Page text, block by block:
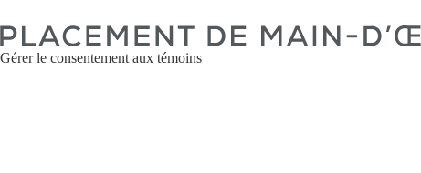
Gérer le consentement aux témoins